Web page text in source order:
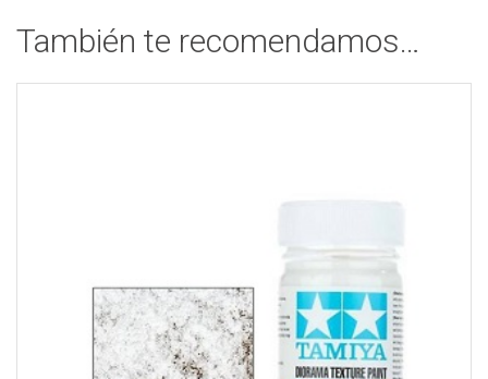
También te recomendamos…